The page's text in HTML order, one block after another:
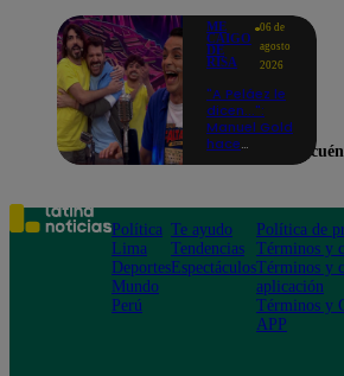
ME
CAIGO
DE
RISA
06 de
agosto
2026
"A Peláez le
dicen...":
Manuel Gold
hace
de contar el
chiste
Política
Lima
Deportes
Mundo
Perú
Te ayudo
Tendencias
Espectáculos
Política de
Términos y
Términos y
aplicación
Términos y
APP